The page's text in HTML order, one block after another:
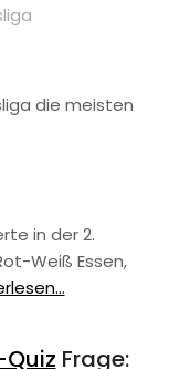
die meisten
in der 2.
Weiß Essen,
Frage: